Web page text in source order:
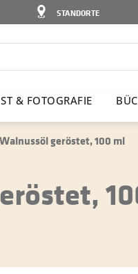
STANDORTE
& FOTO­GRAFIE
geröstet, 100 ml